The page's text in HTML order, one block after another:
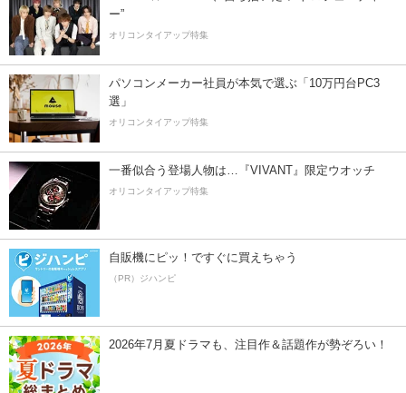
ー”
オリコンタイアップ特集
パソコンメーカー社員が本気で選ぶ「10万円台PC3
選」
オリコンタイアップ特集
一番似合う登場人物は…『VIVANT』限定ウオッチ
オリコンタイアップ特集
自販機にピッ！ですぐに買えちゃう
（PR）ジハンピ
2026年7月夏ドラマも、注目作＆話題作が勢ぞろい！